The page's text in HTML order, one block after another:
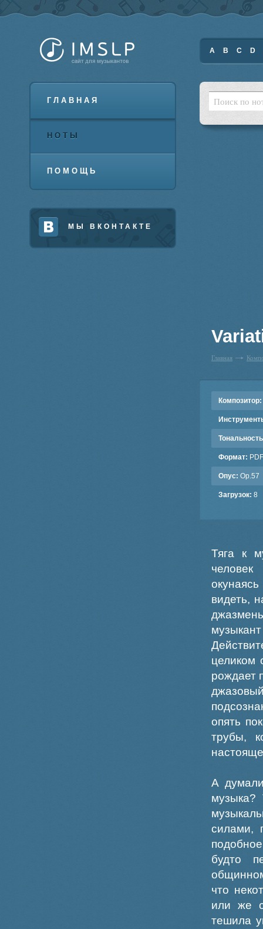
ГЛАВНАЯ
НОТЫ
ПОМОЩЬ
МЫ ВКОНТАКТЕ
A B C D
Главная
Композитор:
Формат: PDF
Опус: Op.57
Загрузок: 8
Тяга к
видеть,
целиком
рождает
опять
трубы,
А
музыка?
силами,
будто
что
или же
тешила